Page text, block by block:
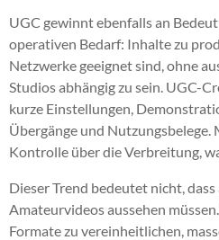
UGC gewinnt ebenfalls an
operativen Bedarf: Inhalte zu
Netzwerke geeignet sind, ohne
Studios abhängig zu sein. UGC-
kurze Einstellungen,
Übergänge und
Kontrolle über die Verbreitung,
Dieser Trend bedeutet nicht,
Amateurvideos aussehen
Formate zu vereinheitlichen,